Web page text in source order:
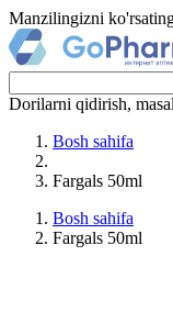
Manzilingizni
Dorilarni qidirish,
Bosh sahifa
Fargals 50ml
Bosh sahifa
Fargals 50ml